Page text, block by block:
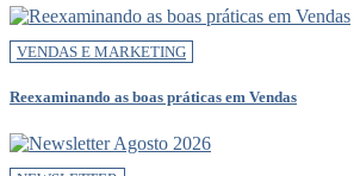
VENDAS E MARKETING
Reexaminando as boas práticas em Vendas